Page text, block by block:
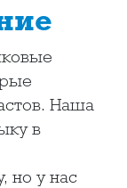
Наша
в
но у нас